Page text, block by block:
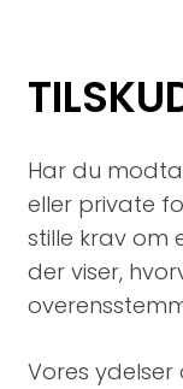
Har du
eller private
stille krav om
der viser,
Vores